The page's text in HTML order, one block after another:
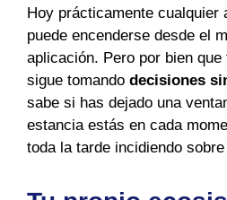
Hoy prácticamente cualquier
puede encenderse desde el
aplicación. Pero por bien
sigue tomando decisiones
sabe si has dejado una
estancia estás en cada
toda la tarde incidiendo